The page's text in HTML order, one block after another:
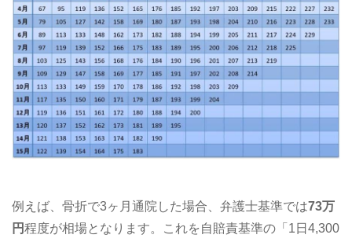
例えば、骨折で3ヶ月通院した場合、弁護士基準では73万
円程度が相場となります。これを自賠責基準の「1日4,300